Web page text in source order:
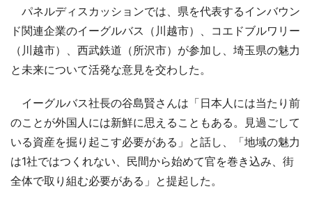
パネルディスカッションでは、県を代表するインバウン
ド関連企業のイーグルバス（川越市）、コエドブルワリー
（川越市）、西武鉄道（所沢市）が参加し、埼玉県の魅力
と未来について活発な意見を交わした。
イーグルバス社長の谷島賢さんは「日本人には当たり前
のことが外国人には新鮮に思えることもある。見過ごして
いる資産を掘り起こす必要がある」と話し、「地域の魅力
は1社ではつくれない、民間から始めて官を巻き込み、街
全体で取り組む必要がある」と提起した。